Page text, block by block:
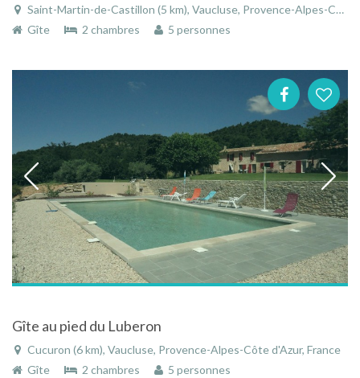
Saint-Martin-de-Castillon (5 km), Vaucluse, Provence-Alpes-Côte d'Azur, France
Gîte
2 chambres 5 personnes
Gîte au pied du Luberon
Cucuron (6 km), Vaucluse, Provence-Alpes-Côte d'Azur, France
Gîte
2 chambres 5 personnes